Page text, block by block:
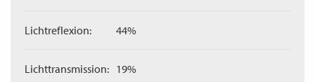
Lichtreflexion: 44%
Lichttransmission: 19%